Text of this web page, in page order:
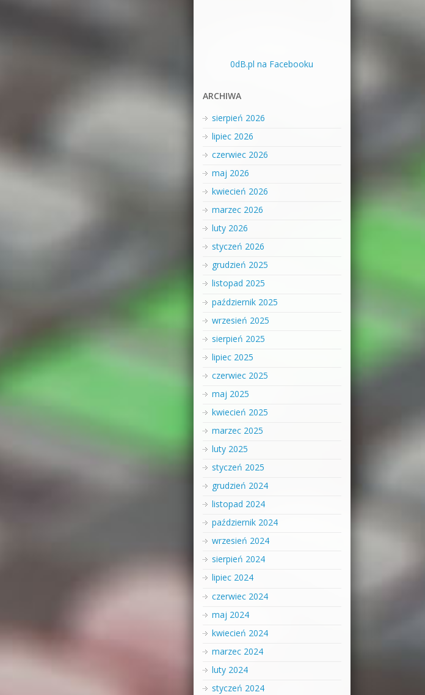
0dB.pl na Facebooku
ARCHIWA
sierpień 2026
lipiec 2026
czerwiec 2026
maj 2026
kwiecień 2026
marzec 2026
luty 2026
styczeń 2026
grudzień 2025
listopad 2025
październik 2025
wrzesień 2025
sierpień 2025
lipiec 2025
czerwiec 2025
maj 2025
kwiecień 2025
marzec 2025
luty 2025
styczeń 2025
grudzień 2024
listopad 2024
październik 2024
wrzesień 2024
sierpień 2024
lipiec 2024
czerwiec 2024
maj 2024
kwiecień 2024
marzec 2024
luty 2024
styczeń 2024